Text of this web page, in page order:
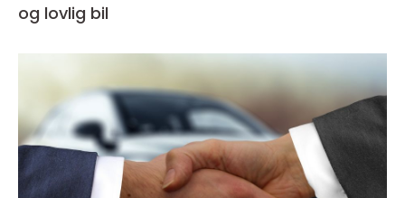
og lovlig bil